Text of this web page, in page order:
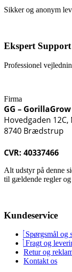
Sikker og anonym
Ekspert Support
Professionel
Firma
GG – GorillaGrow
Hovedgaden 12C,
8740 Brædstrup
CVR: 40337466
Alt udstyr på denne
til gældende regler og
Kundeservice
Spørgsmål og
Fragt og
Retur og
Kontakt os